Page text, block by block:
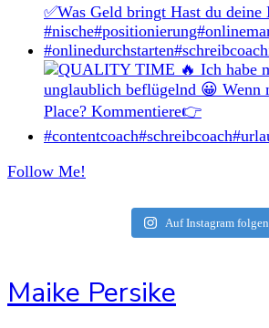
Follow Me!
Auf Instagram folgen
Maike Persike